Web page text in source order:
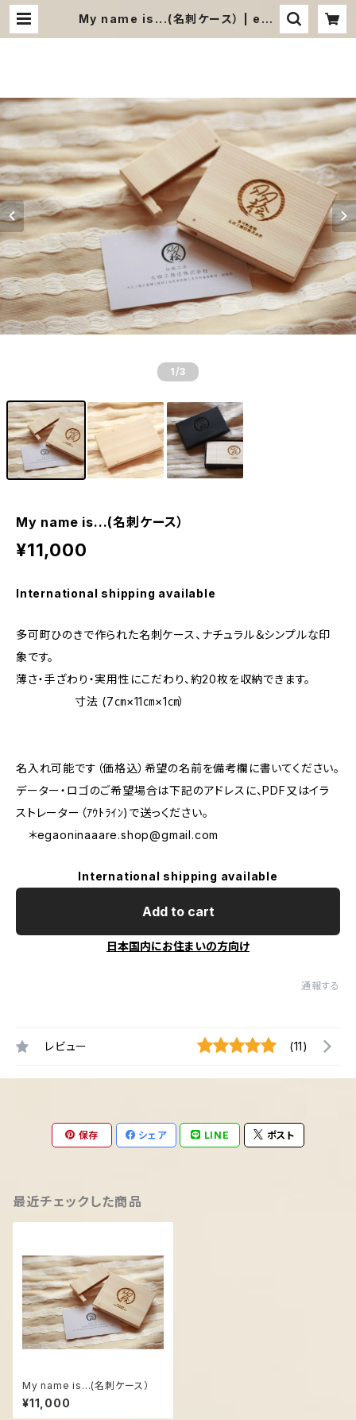
My name is...(名刺ケース） | ega
1 /3
My name is...(名刺ケース）
¥11,000
International shipping available
多可町ひのきで作られた名刺ケース、ナチュラル＆シンプルな印
象です。
薄さ・手ざわり・実用性にこだわり、約20枚を収納できます。
寸法 (7㎝×11㎝×1㎝）
名入れ可能です（価格込）希望の名前を備考欄に書いてください。
データー・ロゴのご希望場合は下記のアドレスに、PDF又はイラ
ストレーター（ｱｳﾄﾗｲﾝ)で送っください。
＊egaoninaaare.shop@gmail.com
International shipping available
Add to cart
日本国内にお住まいの方向け
通報する
レビュー (11)
保存 シェア LINE ポスト
最近チェックした商品
My name is...(名刺ケース）
¥11,000